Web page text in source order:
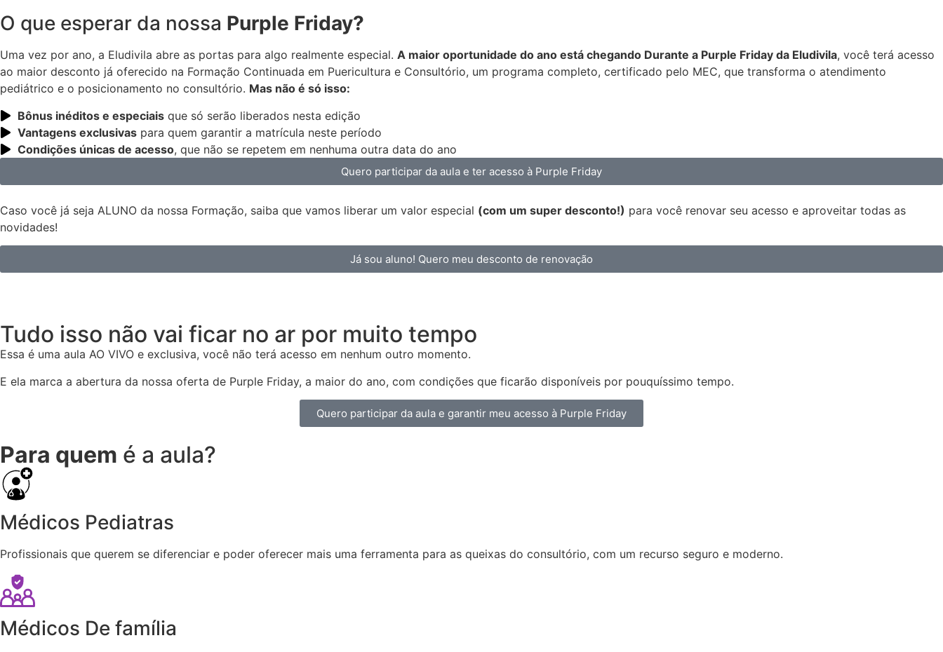
O que esperar da nossa Purple Friday?
Uma vez por ano, a Eludivila abre as portas para algo realmente especial. A maior oportunidade do ano está chegando Durante a Purple Friday da Eludivila, você terá acesso
ao maior desconto já oferecido na Formação Continuada em Puericultura e Consultório, um programa completo, certificado pelo MEC, que transforma o atendimento
pediátrico e o posicionamento no consultório. Mas não é só isso:
Bônus inéditos e especiais que só serão liberados nesta edição
Vantagens exclusivas para quem garantir a matrícula neste período
Condições únicas de acesso, que não se repetem em nenhuma outra data do ano
Quero participar da aula e ter acesso à Purple Friday
Caso você já seja ALUNO da nossa Formação, saiba que vamos liberar um valor especial (com um super desconto!) para você renovar seu acesso e aproveitar todas as
novidades!
Já sou aluno! Quero meu desconto de renovação
Tudo isso não vai ficar no ar por muito tempo
Essa é uma aula AO VIVO e exclusiva, você não terá acesso em nenhum outro momento.
E ela marca a abertura da nossa oferta de Purple Friday, a maior do ano, com condições que ficarão disponíveis por pouquíssimo tempo.
Quero participar da aula e garantir meu acesso à Purple Friday
Para quem é a aula?
Médicos Pediatras
Profissionais que querem se diferenciar e poder oferecer mais uma ferramenta para as queixas do consultório, com um recurso seguro e moderno.
Médicos De família